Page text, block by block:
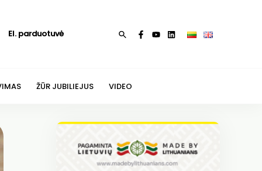
El. parduotuvė Paieška
ŽŪR JUBILIEJUS VIDEO